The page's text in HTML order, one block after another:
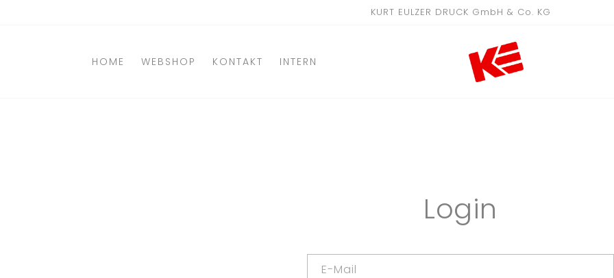
KURT EULZER DRUCK GmbH & Co. KG
HOME WEBSHOP KONTAKT INTERN
Login
E-Mail